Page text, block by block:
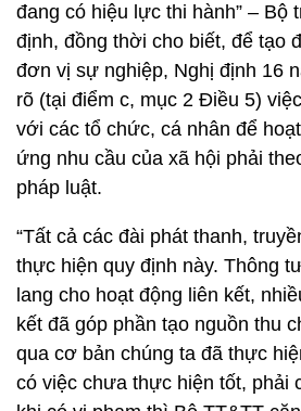
đang có hiệu lực thi hành” – Bộ
định, đồng thời cho biết, để tạo
đơn vị sự nghiệp, Nghị định 16
rõ (tại điểm c, mục 2 Điều 5)
với các tổ chức, cá nhân để
ứng nhu cầu của xã hội phải
pháp luật.
“Tất cả các đài phát thanh,
thực hiện quy định này. Thông
lang cho hoạt động liên kết,
kết đã góp phần tạo nguồn thu
qua cơ bản chúng ta đã thực
có việc chưa thực hiện tốt, phải